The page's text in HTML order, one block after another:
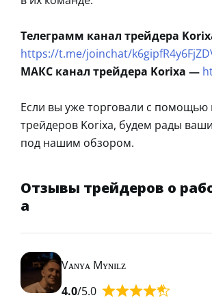
Телеграмм канал трейдера
https://t.me/joinchat/
МАКС канал трейдера Korixa —
Если вы уже торговали с
трейдеров Korixa, будем рады
под нашим обзором.
Отзывы трейдеров о
a
Vᴀɴʏᴀ Mʏɴɪʟᴢ
4.0/5.0